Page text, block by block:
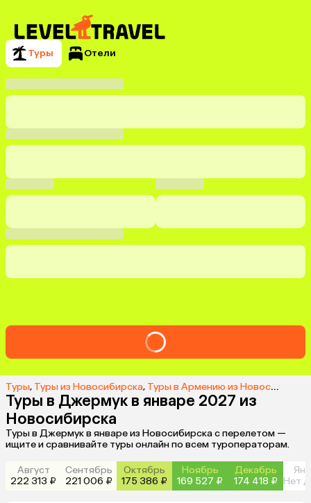
Туры Отели
Туры, Туры из Новосибирска, Туры в Армению из Новосибирска
Туры в Джермук в январе 2027 из
Новосибирска
Туры в Джермук в январе из Новосибирска с перелетом —
ищите и сравнивайте туры онлайн по всем туроператорам.
Август
222 313 ₽
Сентябрь
221 006 ₽
Октябрь
175 386 ₽
Ноябрь
169 527 ₽
Декабрь
174 418 ₽ Нет